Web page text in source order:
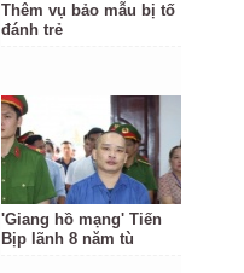
Thêm vụ bảo mẫu bị tố
đánh trẻ
'Giang hồ mạng' Tiến
Bịp lãnh 8 năm tù